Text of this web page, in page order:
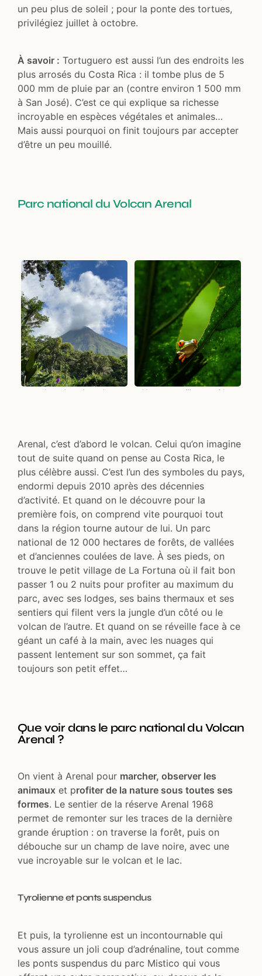
un peu plus de soleil ; pour la ponte des tortues,
privilégiez juillet à octobre.
À savoir : Tortuguero est aussi l’un des endroits les
plus arrosés du Costa Rica : il tombe plus de 5
000 mm de pluie par an (contre environ 1 500 mm
à San José). C’est ce qui explique sa richesse
incroyable en espèces végétales et animales…
Mais aussi pourquoi on finit toujours par accepter
d’être un peu mouillé.
Parc national du Volcan Arenal
Le volcan Arenal
Une grenouille, parmi les
Arenal, c’est d’abord le volcan. Celui qu’on imagine
tout de suite quand on pense au Costa Rica, le
plus célèbre aussi. C’est l’un des symboles du pays,
endormi depuis 2010 après des décennies
d’activité. Et quand on le découvre pour la
première fois, on comprend vite pourquoi tout
dans la région tourne autour de lui. Un parc
national de 12 000 hectares de forêts, de vallées
et d’anciennes coulées de lave. À ses pieds, on
trouve le petit village de La Fortuna où il fait bon
passer 1 ou 2 nuits pour profiter au maximum du
parc, avec ses lodges, ses bains thermaux et ses
sentiers qui filent vers la jungle d’un côté ou le
volcan de l’autre. Et quand on se réveille face à ce
géant un café à la main, avec les nuages qui
passent lentement sur son sommet, ça fait
toujours son petit effet…
Que voir dans le parc national du Volcan
Arenal ?
On vient à Arenal pour marcher, observer les
animaux et profiter de la nature sous toutes ses
formes. Le sentier de la réserve Arenal 1968
permet de remonter sur les traces de la dernière
grande éruption : on traverse la forêt, puis on
débouche sur un champ de lave noire, avec une
vue incroyable sur le volcan et le lac.
Tyrolienne et ponts suspendus
Et puis, la tyrolienne est un incontournable qui
vous assure un joli coup d’adrénaline, tout comme
les ponts suspendus du parc Mistico qui vous